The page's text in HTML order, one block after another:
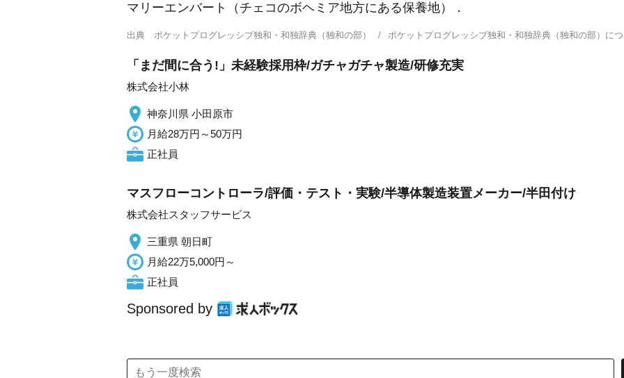
マリーエンバート（チェコのボヘミア地方にある保養地）．
出典 ポケットプログレッシブ独和・和独辞典（独和の部） ポケットプログレッシブ独和・和独辞典（独和の部）
「まだ間に合う!」未経験採用枠/ガチャガチャ製造/研修充実
株式会社小林
神奈川県 小田原市
月給28万円～50万円
正社員
マスフローコントローラ/評価・テスト・実験/半導体製造装置メーカー/半田付け
株式会社スタッフサービス
三重県 朝日町
月給22万5,000円～
正社員
Sponsored by